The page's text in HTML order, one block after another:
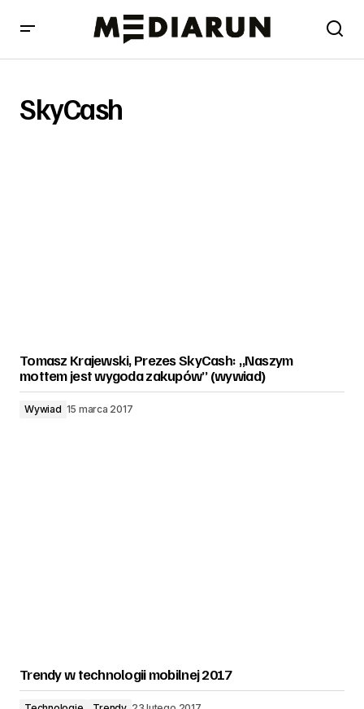
SkyCash
Tomasz Krajewski, Prezes SkyCash: „Naszym
mottem jest wygoda zakupów” (wywiad)
Wywiad 15 marca 2017
Trendy w technologii mobilnej 2017